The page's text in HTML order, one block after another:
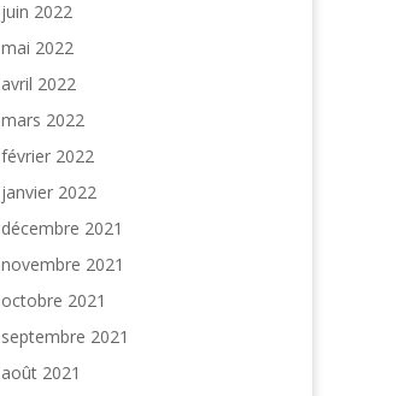
juin 2022
mai 2022
avril 2022
mars 2022
février 2022
janvier 2022
décembre 2021
novembre 2021
octobre 2021
septembre 2021
août 2021